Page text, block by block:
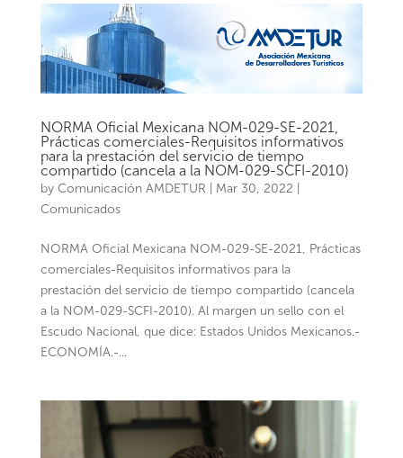
NORMA Oficial Mexicana NOM-029-SE-2021,
Prácticas comerciales-Requisitos informativos
para la prestación del servicio de tiempo
compartido (cancela a la NOM-029-SCFI-2010)
by Comunicación AMDETUR Mar 30, 2022
Comunicados
NORMA Oficial Mexicana NOM-029-SE-2021, Prácticas
comerciales-Requisitos informativos para la
prestación del servicio de tiempo compartido (cancela
a la NOM-029-SCFI-2010). Al margen un sello con el
Escudo Nacional, que dice: Estados Unidos Mexicanos.-
ECONOMÍA.-...